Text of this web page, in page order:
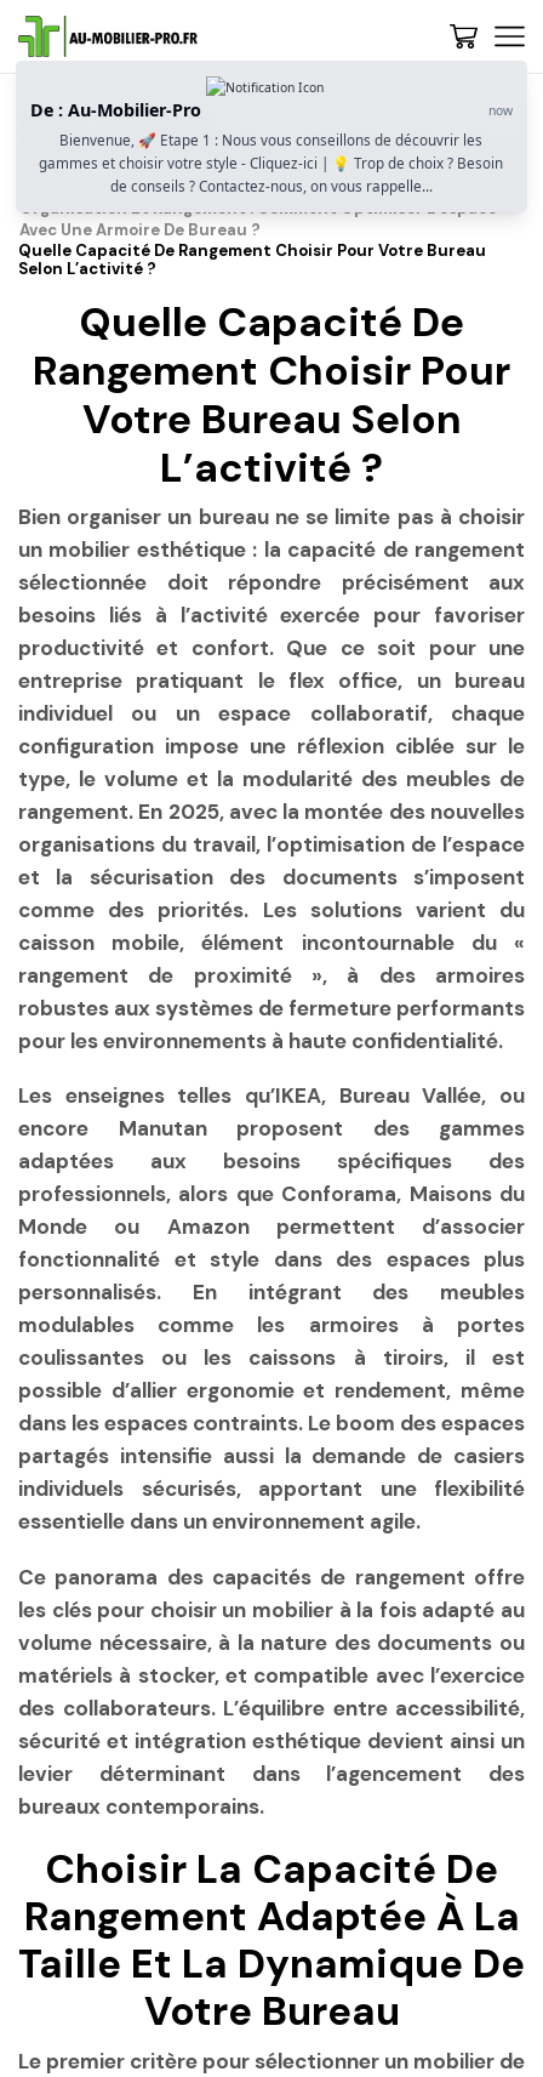
Accueil
Guide D’achat
Quelle Armoire De Bureau Choisir ? Rangement, Sécurité Et
Optimisation De L’espace Professionnel
Organisation Et Rangement : Comment Optimiser L’espace
Avec Une Armoire De Bureau ?
Quelle Capacité De Rangement Choisir Pour Votre Bureau
Selon L’activité ?
Quelle Capacité De
Rangement Choisir Pour
Votre Bureau Selon
L’activité ?
Bien organiser un bureau ne se limite pas à choisir
un mobilier esthétique : la capacité de rangement
sélectionnée doit répondre précisément aux
besoins liés à l’activité exercée pour favoriser
productivité et confort. Que ce soit pour une
entreprise pratiquant le flex office, un bureau
individuel ou un espace collaboratif, chaque
configuration impose une réflexion ciblée sur le
type, le volume et la modularité des meubles de
rangement. En 2025, avec la montée des nouvelles
organisations du travail, l’optimisation de l’espace
et la sécurisation des documents s’imposent
comme des priorités. Les solutions varient du
caisson mobile, élément incontournable du «
rangement de proximité », à des armoires
robustes aux systèmes de fermeture performants
pour les environnements à haute confidentialité.
Les enseignes telles qu’IKEA, Bureau Vallée, ou
encore Manutan proposent des gammes
adaptées aux besoins spécifiques des
professionnels, alors que Conforama, Maisons du
Monde ou Amazon permettent d’associer
fonctionnalité et style dans des espaces plus
personnalisés. En intégrant des meubles
modulables comme les armoires à portes
coulissantes ou les caissons à tiroirs, il est
possible d’allier ergonomie et rendement, même
dans les espaces contraints. Le boom des espaces
partagés intensifie aussi la demande de casiers
individuels sécurisés, apportant une flexibilité
essentielle dans un environnement agile.
Ce panorama des capacités de rangement offre
les clés pour choisir un mobilier à la fois adapté au
volume nécessaire, à la nature des documents ou
matériels à stocker, et compatible avec l’exercice
des collaborateurs. L’équilibre entre accessibilité,
sécurité et intégration esthétique devient ainsi un
levier déterminant dans l’agencement des
bureaux contemporains.
Choisir La Capacité De
Rangement Adaptée À La
Taille Et La Dynamique De
Votre Bureau
Le premier critère pour sélectionner un mobilier de
De : Au-Mobilier-Pro now
Bienvenue, 🚀 Etape 1 : Nous vous conseillons de découvrir les
gammes et choisir votre style - Cliquez-ici | 💡 Trop de choix ? Besoin
de conseils ? Contactez-nous, on vous rappelle...